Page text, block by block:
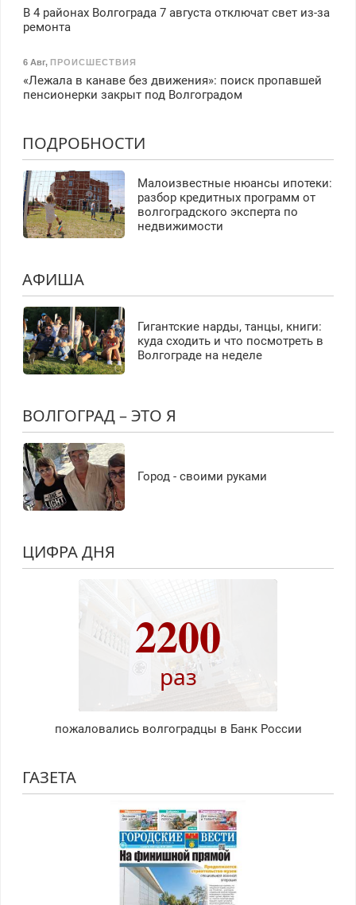
В 4 районах Волгограда 7 августа отключат свет из-за
ремонта
6 Авг, ПРОИСШЕСТВИЯ
«Лежала в канаве без движения»: поиск пропавшей
пенсионерки закрыт под Волгоградом
ПОДРОБНОСТИ
Малоизвестные нюансы ипотеки:
разбор кредитных программ от
волгоградского эксперта по
недвижимости
АФИША
Гигантские нарды, танцы, книги:
куда сходить и что посмотреть в
Волгограде на неделе
ВОЛГОГРАД – ЭТО Я
Город - своими руками
ЦИФРА ДНЯ
2200
раз
пожаловались волгоградцы в Банк России
ГАЗЕТА